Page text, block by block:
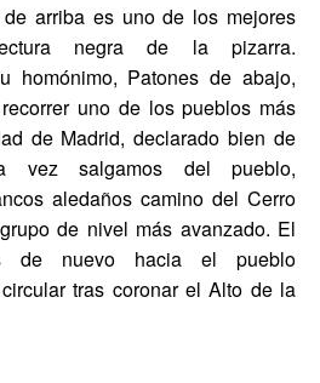
arriba es uno de los mejores
negra de la pizarra.
homónimo, Patones de abajo,
uno de los pueblos más
de Madrid, declarado bien de
vez salgamos del pueblo,
aledaños camino del Cerro
de nivel más avanzado. El
de nuevo hacia el pueblo
tras coronar el Alto de la